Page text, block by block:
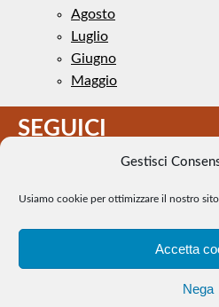
Gestisci
Usiamo cookie per ottimizzare il nostro
Accetta
Nega
Agosto
Luglio
Giugno
Maggio
SEGUICI
pubblico dominio. Se il loro uso